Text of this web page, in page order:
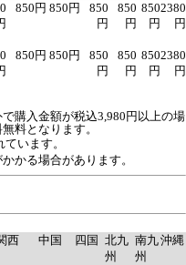
850円 850円
850
円
850
円
850
円
2380
円
850円 850円
850
円
850
円
850
円
2380
円
購入金額が税込3,980円以上の場
料となります。
います。
かる場合があります。
西 中国 四国 北九
州
南九
州
沖縄